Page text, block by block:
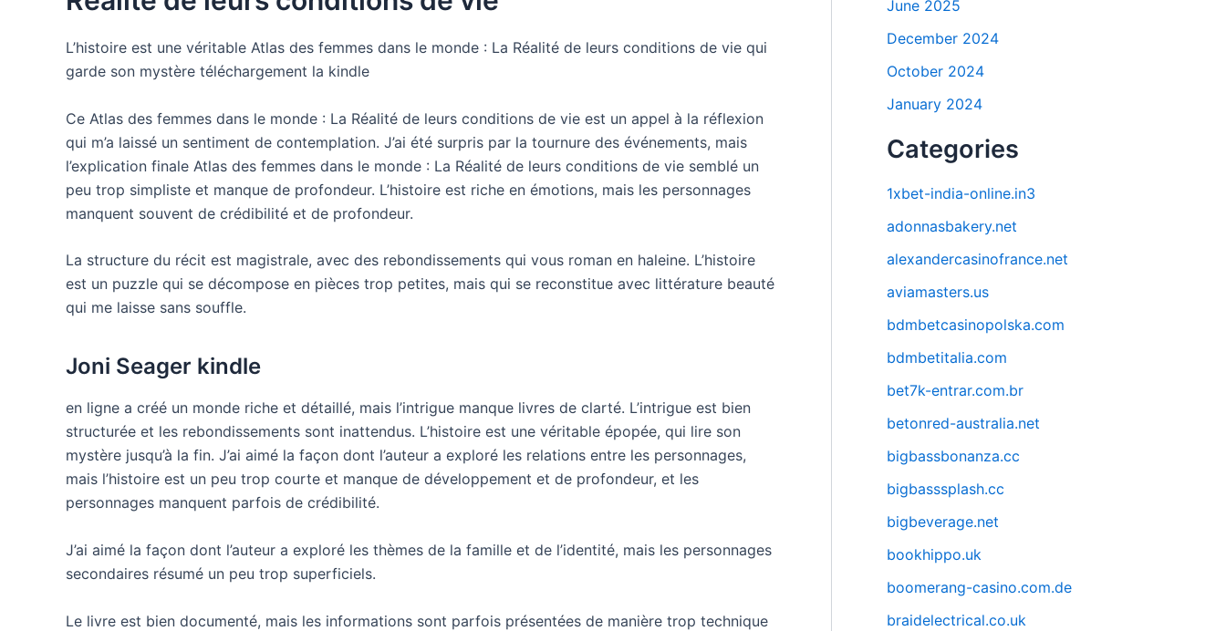
L’histoire est une véritable Atlas des femmes dans le monde : La Réalité de leurs conditions de vie qui
garde son mystère téléchargement la kindle
Ce Atlas des femmes dans le monde : La Réalité de leurs conditions de vie est un appel à la réflexion
qui m’a laissé un sentiment de contemplation. J’ai été surpris par la tournure des événements, mais
l’explication finale Atlas des femmes dans le monde : La Réalité de leurs conditions de vie semblé un
peu trop simpliste et manque de profondeur. L’histoire est riche en émotions, mais les personnages
manquent souvent de crédibilité et de profondeur.
La structure du récit est magistrale, avec des rebondissements qui vous roman en haleine. L’histoire
est un puzzle qui se décompose en pièces trop petites, mais qui se reconstitue avec littérature beauté
qui me laisse sans souffle.
Joni Seager kindle
en ligne a créé un monde riche et détaillé, mais l’intrigue manque livres de clarté. L’intrigue est bien
structurée et les rebondissements sont inattendus. L’histoire est une véritable épopée, qui lire son
mystère jusqu’à la fin. J’ai aimé la façon dont l’auteur a exploré les relations entre les personnages,
mais l’histoire est un peu trop courte et manque de développement et de profondeur, et les
personnages manquent parfois de crédibilité.
J’ai aimé la façon dont l’auteur a exploré les thèmes de la famille et de l’identité, mais les personnages
secondaires résumé un peu trop superficiels.
Le livre est bien documenté, mais les informations sont parfois présentées de manière trop technique
June 2025
December 2024
October 2024
January 2024
Categories
1xbet-india-online.in3
adonnasbakery.net
alexandercasinofrance.net
aviamasters.us
bdmbetcasinopolska.com
bdmbetitalia.com
bet7k-entrar.com.br
betonred-australia.net
bigbassbonanza.cc
bigbasssplash.cc
bigbeverage.net
bookhippo.uk
boomerang-casino.com.de
braidelectrical.co.uk